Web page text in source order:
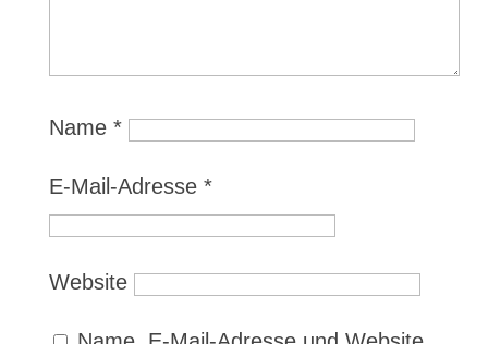
Name *
E-Mail-Adresse *
Website